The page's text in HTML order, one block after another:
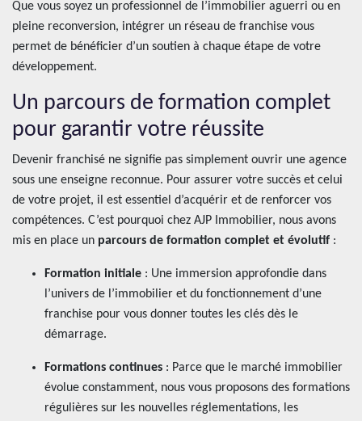
Que vous soyez un professionnel de l’immobilier aguerri ou en
pleine reconversion, intégrer un réseau de franchise vous
permet de bénéficier d’un soutien à chaque étape de votre
développement.
Un parcours de formation complet
pour garantir votre réussite
Devenir franchisé ne signifie pas simplement ouvrir une agence
sous une enseigne reconnue. Pour assurer votre succès et celui
de votre projet, il est essentiel d’acquérir et de renforcer vos
compétences. C’est pourquoi chez AJP Immobilier, nous avons
mis en place un parcours de formation complet et évolutif :
Formation initiale : Une immersion approfondie dans
l’univers de l’immobilier et du fonctionnement d’une
franchise pour vous donner toutes les clés dès le
démarrage.
Formations continues : Parce que le marché immobilier
évolue constamment, nous vous proposons des formations
régulières sur les nouvelles réglementations, les